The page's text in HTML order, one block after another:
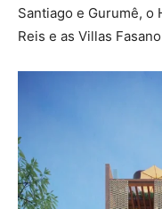
Santiago e Gurumê, o
Reis e as Villas